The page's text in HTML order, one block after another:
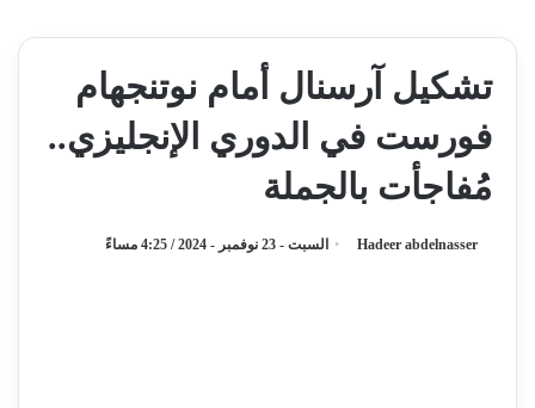
تشكيل آرسنال أمام نوتنجهام
فورست في الدوري الإنجليزي..
مُفاجأت بالجملة
Hadeer abdelnasser السبت - 23 نوفمبر - 2024 / 4:25 مساءً